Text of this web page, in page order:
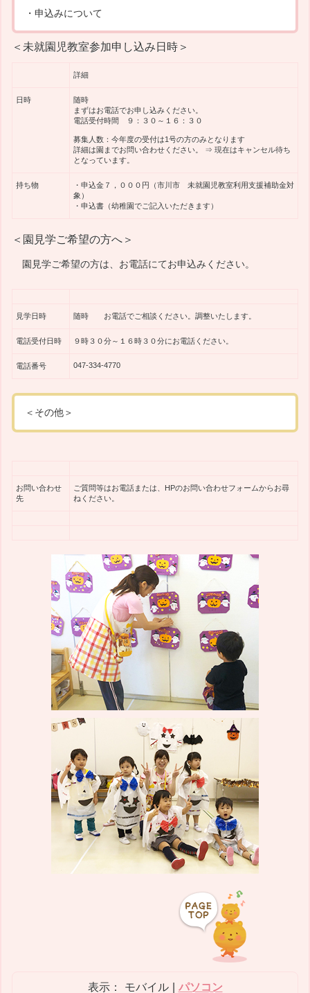
・申込みについて
＜未就園児教室参加申し込み日時＞
詳細
日時
随時
まずはお電話でお申し込みください。
電話受付時間 ９：３０～１６：３０
募集人数：今年度の受付は1号の方のみとなります
詳細は園までお問い合わせください。 ⇒ 現在はキャンセル待ち
となっています。
持ち物
・申込金７，０００円（市川市 未就園児教室利用支援補助金対
象）
・申込書（幼稚園でご記入いただきます）
＜園見学ご希望の方へ＞
園見学ご希望の方は、お電話にてお申込みください。
見学日時 随時 お電話でご相談ください。調整いたします。
電話受付日時 ９時３０分～１６時３０分にお電話ください。
電話番号 047-334-4770
＜その他＞
お問い合わせ
先
ご質問等はお電話または、HPのお問い合わせフォームからお尋
ねください。
表示： モバイル パソコン